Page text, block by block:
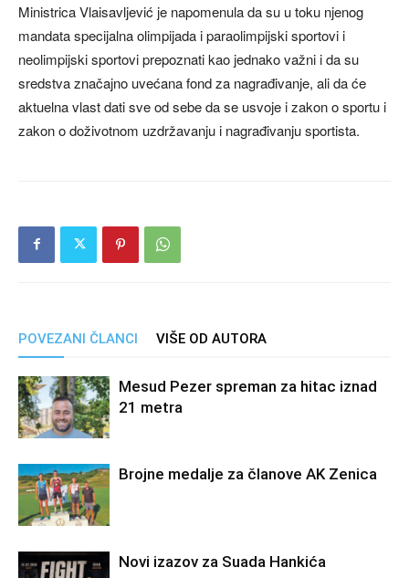
Ministrica Vlaisavljević je napomenula da su u toku njenog
mandata specijalna olimpijada i paraolimpijski sportovi i
neolimpijski sportovi prepoznati kao jednako važni i da su
sredstva značajno uvećana fond za nagrađivanje, ali da će
aktuelna vlast dati sve od sebe da se usvoje i zakon o sportu i
zakon o doživotnom uzdržavanju i nagrađivanju sportista.
POVEZANI ČLANCI VIŠE OD AUTORA
Mesud Pezer spreman za hitac iznad
21 metra
Brojne medalje za članove AK Zenica
Novi izazov za Suada Hankića